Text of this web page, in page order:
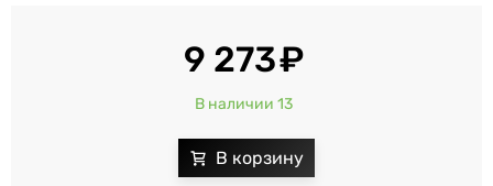
9 273
В наличии 13